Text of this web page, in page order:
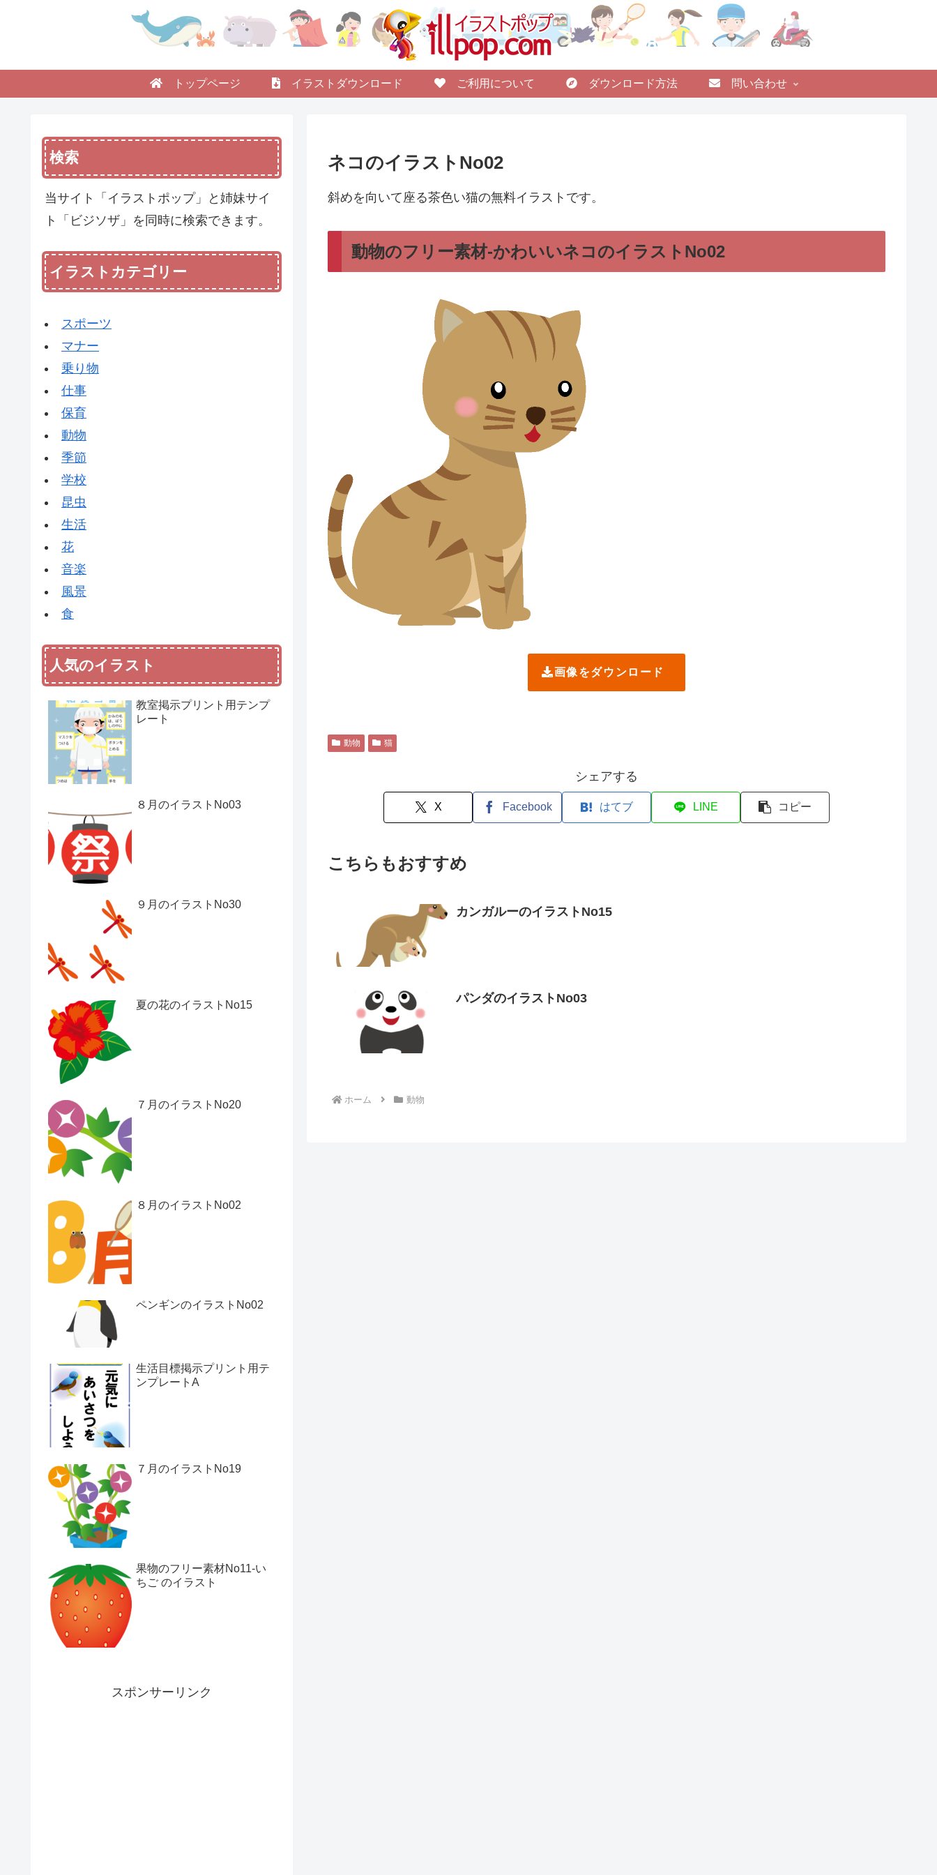
トップページ イラストダウンロード ご利用について ダウンロード方法 問い合わせ
ネコのイラストNo02
斜めを向いて座る茶色い猫の無料イラストです。
動物のフリー素材-かわいいネコのイラストNo02
画像をダウンロード
動物 猫
シェアする
X Facebook はてブ LINE コピー
こちらもおすすめ
カンガルーのイラストNo15
パンダのイラストNo03
ホーム 動物
検索
当サイト「イラストポップ」と姉妹サイ
ト「ビジソザ」を同時に検索できます。
イラストカテゴリー
スポーツ
マナー
乗り物
仕事
保育
動物
季節
学校
昆虫
生活
花
音楽
風景
食
人気のイラスト
教室掲示プリント用テンプ
レート
８月のイラストNo03
９月のイラストNo30
夏の花のイラストNo15
７月のイラストNo20
８月のイラストNo02
ペンギンのイラストNo02
生活目標掲示プリント用テ
ンプレートA
７月のイラストNo19
果物のフリー素材No11-い
ちご のイラスト
スポンサーリンク